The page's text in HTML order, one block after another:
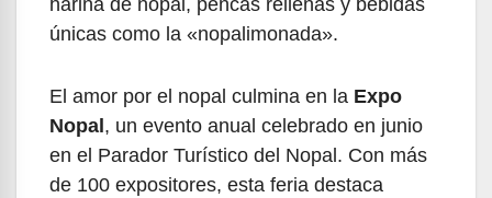
únicas como la «nopalimonada».
El amor por el nopal culmina en la Expo
Nopal, un evento anual celebrado en junio
en el Parador Turístico del Nopal. Con más
de 100 expositores, esta feria destaca